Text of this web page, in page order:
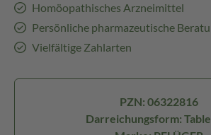
Homöopathisches Arzneimittel
Persönliche pharmazeutische
Vielfältige Zahlarten
PZN: 06322816
Darreichungsform: